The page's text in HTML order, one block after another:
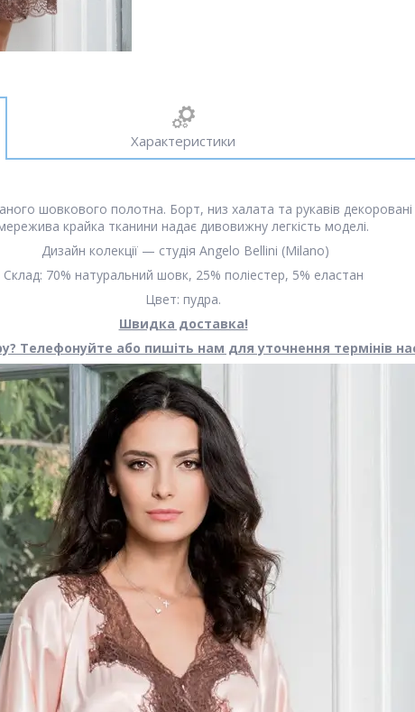
Характеристики
шовкового полотна. Борт, низ халата та рукавів
крайка тканини надає дивовижну легкість моделі.
Дизайн колекції — студія Angelo Bellini (Milano)
Склад: 70% натуральний шовк, 25% поліестер, 5% еластан
Цвет: пудра.
Швидка доставка!
Телефонуйте або пишіть нам для уточнення термінів